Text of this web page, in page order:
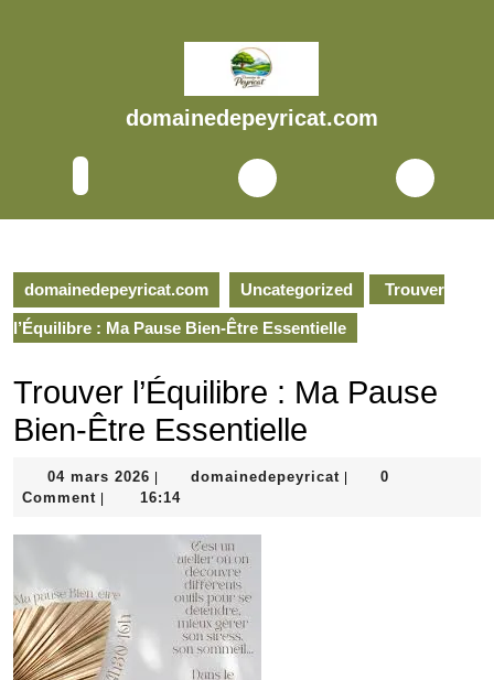
domainedepeyricat.com
domainedepeyricat.com Uncategorized Trouver
l’Équilibre : Ma Pause Bien-Être Essentielle
Trouver l’Équilibre : Ma Pause
Bien-Être Essentielle
04 mars 2026 04
mars
| domainedepeyricat domainedepeyricat
|
0
Comment | 16:14